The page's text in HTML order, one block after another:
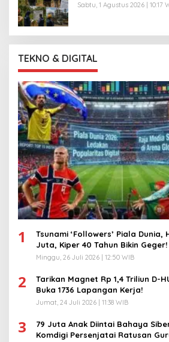
Sabtu, 1 Agustus 2026 | 10:17
TEKNO & DIGITAL
1
Tsunami ‘Followers’ Piala Dunia,
Juta, Kiper 40 Tahun Bikin Geger!
Minggu, 26 Juli 2026 | 12:50 WIB
2
Tarikan Magnet Rp 1,4 Triliun D-
Buka 1736 Lapangan Kerja!
Jumat, 24 Juli 2026 | 11:38 WIB
3
79 Juta Anak Diintai Bahaya
Komdigi Persenjatai Ratusan